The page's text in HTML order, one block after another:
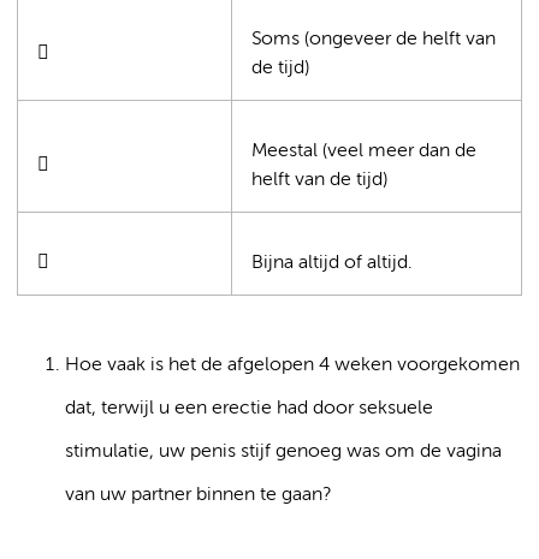

Soms (ongeveer de helft van
de tijd)

Meestal (veel meer dan de
helft van de tijd)
 Bijna altijd of altijd.
Hoe vaak is het de afgelopen 4 weken voorgekomen
dat, terwijl u een erectie had door seksuele
stimulatie, uw penis stijf genoeg was om de vagina
van uw partner binnen te gaan?